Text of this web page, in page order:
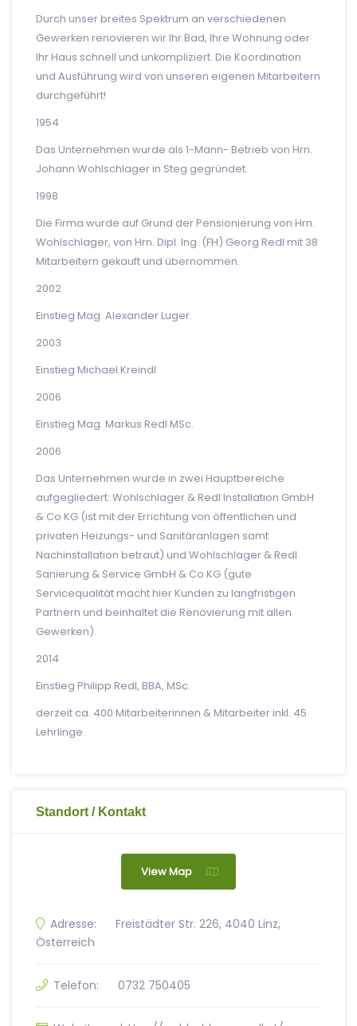
Durch unser breites Spektrum an verschiedenen
Gewerken renovieren wir Ihr Bad, Ihre Wohnung oder
Ihr Haus schnell und unkompliziert. Die Koordination
und Ausführung wird von unseren eigenen Mitarbeitern
durchgeführt!
1954
Das Unternehmen wurde als 1-Mann- Betrieb von Hrn.
Johann Wohlschlager in Steg gegründet.
1998
Die Firma wurde auf Grund der Pensionierung von Hrn.
Wohlschlager, von Hrn. Dipl. Ing. (FH) Georg Redl mit 38
Mitarbeitern gekauft und übernommen.
2002
Einstieg Mag. Alexander Luger.
2003
Einstieg Michael Kreindl
2006
Einstieg Mag. Markus Redl MSc.
2006
Das Unternehmen wurde in zwei Hauptbereiche
aufgegliedert: Wohlschlager & Redl Installation GmbH
& Co KG (ist mit der Errichtung von öffentlichen und
privaten Heizungs- und Sanitäranlagen samt
Nachinstallation betraut) und Wohlschlager & Redl
Sanierung & Service GmbH & Co KG (gute
Servicequalität macht hier Kunden zu langfristigen
Partnern und beinhaltet die Renovierung mit allen
Gewerken).
2014
Einstieg Philipp Redl, BBA, MSc.
derzeit ca. 400 Mitarbeiterinnen & Mitarbeiter inkl. 45
Lehrlinge.
Standort / Kontakt
View Map
Adresse:
Freistädter Str. 226, 4040 Linz,
Österreich
Telefon: 0732 750405